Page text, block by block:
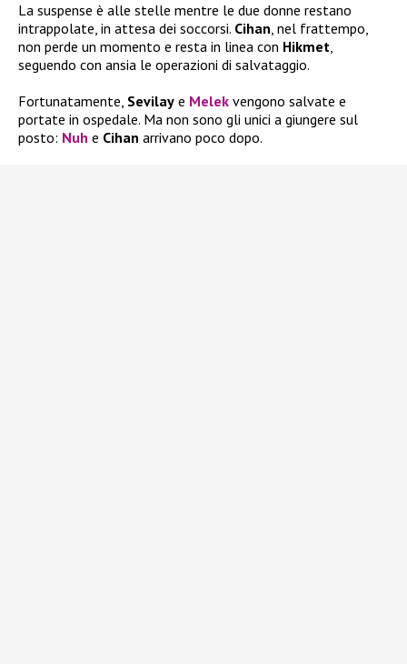
La suspense è alle stelle mentre le due donne restano
intrappolate, in attesa dei soccorsi. Cihan, nel frattempo,
non perde un momento e resta in linea con Hikmet,
seguendo con ansia le operazioni di salvataggio.
Fortunatamente, Sevilay e Melek vengono salvate e
portate in ospedale. Ma non sono gli unici a giungere sul
posto: Nuh e Cihan arrivano poco dopo.